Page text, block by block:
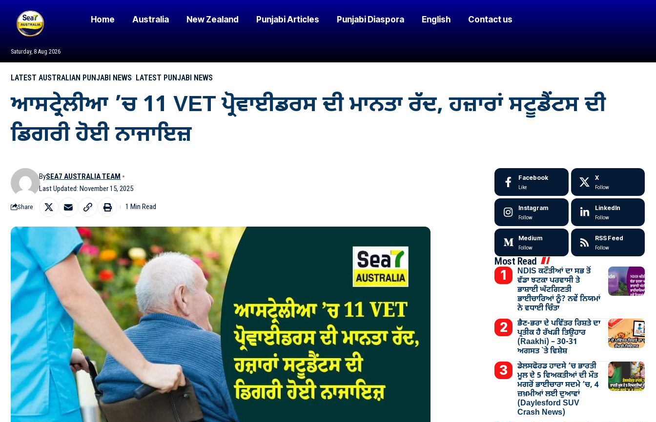
Saturday, 8 Aug 2026
Home Australia New Zealand Punjabi Articles Punjabi Diaspora English Contact us
LATEST AUSTRALIAN PUNJABI NEWS LATEST PUNJABI NEWS
ਆਸਟ੍ਰੇਲੀਆ ’ਚ 11 VET ਪ੍ਰੋਵਾਈਡਰਸ ਦੀ ਮਾਨਤਾ ਰੱਦ, ਹਜ਼ਾਰਾਂ ਸਟੂਡੈਂਟਸ ਦੀ
ਡਿਗਰੀ ਹੋਈ ਨਾਜਾਇਜ਼
Last Updated: November 15, 2025
BySEA7 AUSTRALIA TEAM
Share 1 Min Read
Facebook
Like
X
Follow
Instagram
Follow
LinkedIn
Follow
Medium
Follow
RSS Feed
Follow
Most Read
NDIS ਕਟੌਤੀਆਂ ਦਾ ਸਭ ਤੋਂ
ਵੱਡਾ ਝਟਕਾ ਪਰਵਾਸੀ ਤੇ
ਭਾਸ਼ਾਈ ਘੱਟਗਿਣਤੀ
ਭਾਈਚਾਰਿਆਂ ਨੂੰ? ਨਵੇਂ ਨਿਯਮਾਂ
ਨੇ ਵਧਾਈ ਚਿੰਤਾ
ਭੈਣ-ਭਰਾ ਦੇ ਪਵਿੱਤਰ ਰਿਸ਼ਤੇ ਦਾ
ਪ੍ਰਤੀਕ ਹੈ ਰੱਖੜੀ ਤਿਉਹਾਰ
(Raakhi) – 30-31
ਅਗਸਤ `ਤੇ ਵਿਸ਼ੇਸ਼
ਡੇਲਸਫੋਰਡ ਹਾਦਸੇ ’ਚ ਭਾਰਤੀ
ਮੂਲ ਦੇ 5 ਵਿਅਕਤੀਆਂ ਦੀ ਮੌਤ
ਮਗਰੋਂ ਭਾਈਚਾਰਾ ਸਦਮੇ ’ਚ, 4
ਜ਼ਖ਼ਮੀਆਂ ਲਈ ਦੁਆਵਾਂ
(Daylesford SUV
Crash News)